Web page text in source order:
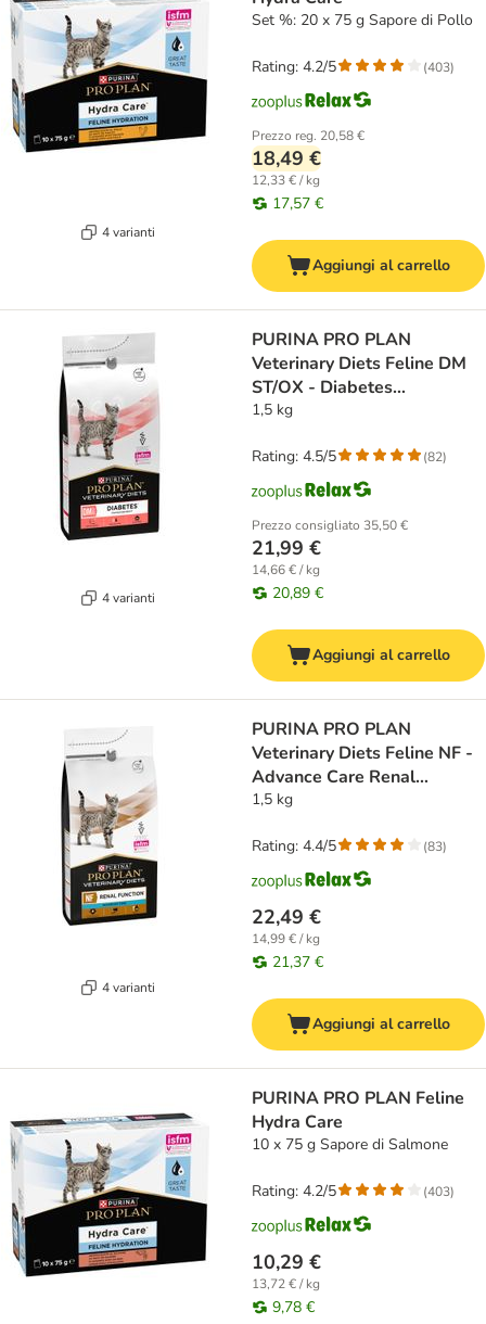
4 varianti
Set %: 20 x 75 g Sapore di Pollo
Prezzo reg. 20,58 €
18,49 €
12,33 € / kg
17,57 €
Rating: 4.2/5 (403)
Aggiungi al carrello
4 varianti
PURINA PRO PLAN
Veterinary Diets Feline DM
ST/OX - Diabetes
Management
1,5 kg
Prezzo consigliato 35,50 €
21,99 €
14,66 € / kg
20,89 €
Rating: 4.5/5 (82)
Aggiungi al carrello
4 varianti
PURINA PRO PLAN
Veterinary Diets Feline NF -
Advance Care Renal
Function
1,5 kg
22,49 €
14,99 € / kg
21,37 €
Rating: 4.4/5 (83)
Aggiungi al carrello
PURINA PRO PLAN Feline
Hydra Care
10 x 75 g Sapore di Salmone
10,29 €
13,72 € / kg
9,78 €
Rating: 4.2/5 (403)